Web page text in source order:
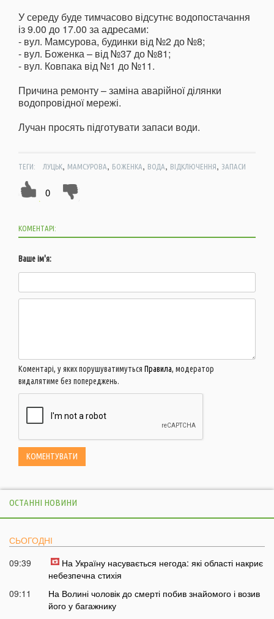
У середу буде тимчасово відсутнє водопостачання
із 9.00 до 17.00 за адресами:
- вул. Мамсурова, будинки від №2 до №8;
- вул. Боженка – від №37 до №81;
- вул. Ковпака від №1 до №11.
Причина ремонту – заміна аварійної ділянки
водопровідної мережі.
Лучан просять підготувати запаси води.
ТЕГИ: ЛУЦЬК, МАМСУРОВА, БОЖЕНКА, ВОДА, ВІДКЛЮЧЕННЯ, ЗАПАСИ
0
КОМЕНТАРІ:
Ваше ім'я:
Коментарі, у яких порушуватимуться Правила, модератор
видалятиме без попереджень.
ОСТАННІ НОВИНИ
СЬОГОДНІ
09:39
На Україну насувається негода: які області накриє
небезпечна стихія
09:11
На Волині чоловік до смерті побив знайомого і возив
його у багажнику